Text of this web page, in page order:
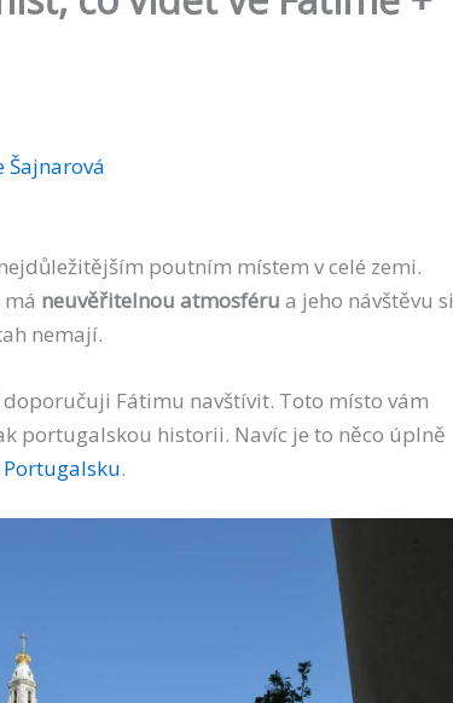
Šajnarová
poutním místem v celé zemi.
neuvěřitelnou atmosféru a jeho návštěvu si
nemají.
Fátimu navštívit. Toto místo vám
portugalskou historii. Navíc je to něco úplně
.